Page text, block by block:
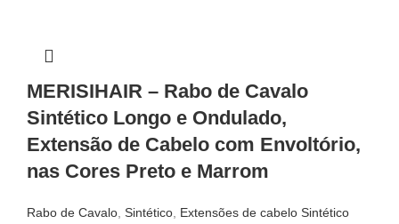
MERISIHAIR – Rabo de Cavalo
Sintético Longo e Ondulado,
Extensão de Cabelo com Envoltório,
nas Cores Preto e Marrom
Rabo de Cavalo, Sintético, Extensões de cabelo Sintético
Olá! Para começarmos, diz-me o teu nome
e email 😊
Nome *